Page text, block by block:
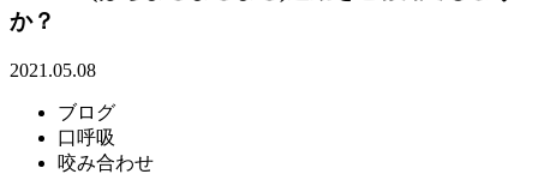
か？
2021.05.08
ブログ
口呼吸
咬み合わせ